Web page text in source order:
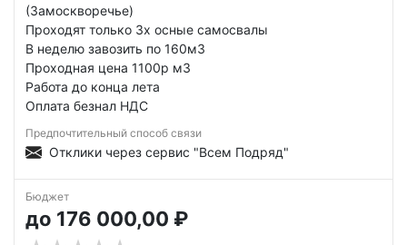
(Замоскворечье)
Проходят только 3х осные самосвалы
В неделю завозить по 160м3
Проходная цена 1100р м3
Работа до конца лета
Оплата безнал НДС
Предпочтительный способ связи
Отклики через сервис "Всем Подряд"
Бюджет
до 176 000,00 ₽